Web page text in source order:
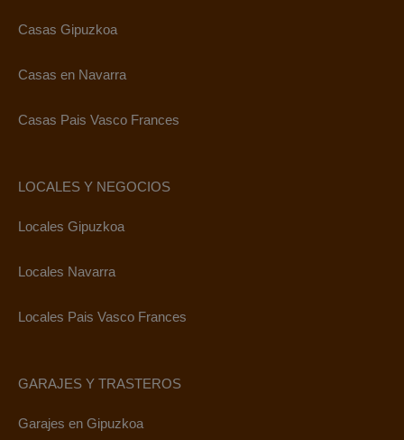
Casas Gipuzkoa
Casas en Navarra
Casas Pais Vasco Frances
LOCALES Y NEGOCIOS
Locales Gipuzkoa
Locales Navarra
Locales Pais Vasco Frances
GARAJES Y TRASTEROS
Garajes en Gipuzkoa